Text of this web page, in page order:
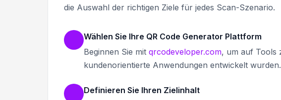
die Auswahl der richtigen Ziele für jedes Scan-Szenario.
Wählen Sie Ihre QR Code Generator Plattform
Beginnen Sie mit qrcodeveloper.com, um auf Tools
kundenorientierte Anwendungen entwickelt wurden.
Definieren Sie Ihren Zielinhalt